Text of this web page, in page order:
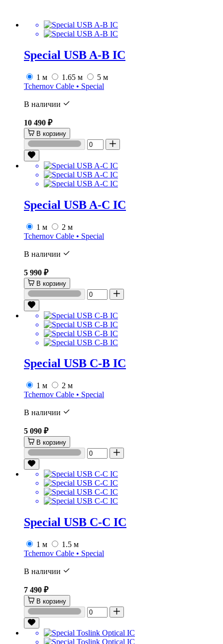
Special USB A-B IC
1 м 1.65 м
5 м
Tchernov Cable • Special
В наличии
10 490 ₽
В корзину
Special USB A-C IC
1 м
2 м
Tchernov Cable • Special
В наличии
5 990 ₽
В корзину
Special USB C-B IC
1 м
2 м
Tchernov Cable • Special
В наличии
5 090 ₽
В корзину
Special USB C-C IC
1 м
1.5 м
Tchernov Cable • Special
В наличии
7 490 ₽
В корзину